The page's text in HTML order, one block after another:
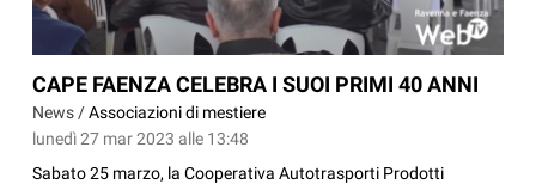
CAPE FAENZA CELEBRA I SUOI PRIMI 40 ANNI
News /Associazioni di mestiere
lunedì 27 mar 2023 alle 13:48
Sabato 25 marzo, la Cooperativa Autotrasporti Prodotti